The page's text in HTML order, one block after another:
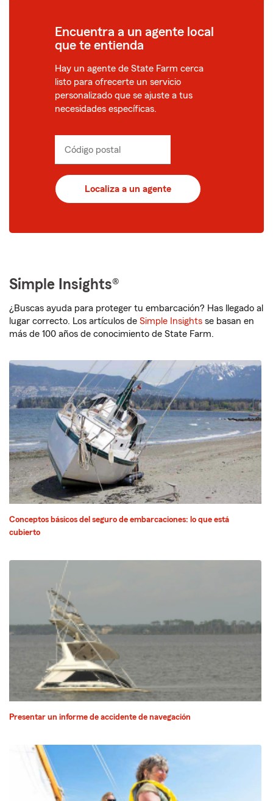
Encuentra a un agente local
que te entienda
Hay un agente de State Farm cerca
listo para ofrecerte un servicio
personalizado que se ajuste a tus
necesidades específicas.
Código postal
de
5
_____
Localiza a un agente
Simple Insights®
¿Buscas ayuda para proteger tu embarcación? Has llegado al
lugar correcto. Los artículos de Simple Insights se basan en
más de 100 años de conocimiento de State Farm.
Conceptos básicos del seguro de embarcaciones: lo que está
cubierto
Presentar un informe de accidente de navegación